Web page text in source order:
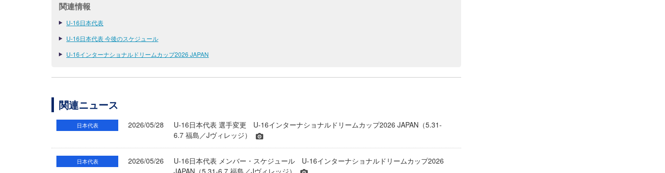
関連情報
U-16日本代表
U-16日本代表 今後のスケジュール
U-16インターナショナルドリームカップ2026 JAPAN
関連ニュース
日本代表 2026/05/28
U-16日本代表 選手変更 U-16インターナショナルドリームカップ2026 JAPAN（5.31-
6.7 福島／Jヴィレッジ）
日本代表 2026/05/26
U-16日本代表 メンバー・スケジュール U-16インターナショナルドリームカップ2026